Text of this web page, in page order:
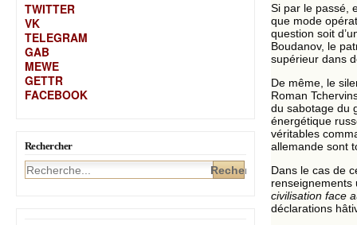
TWITTER
VK
TELEGRAM
GAB
MEWE
GETTR
FACEBOOK
Rechercher
Si par le passé,
que mode
question soit
Boudanov, le
supérieur dans
De même, le
Roman
du sabotage du
énergétique
véritables
allemande sont
Dans le cas de
renseignements
civilisation face
déclarations